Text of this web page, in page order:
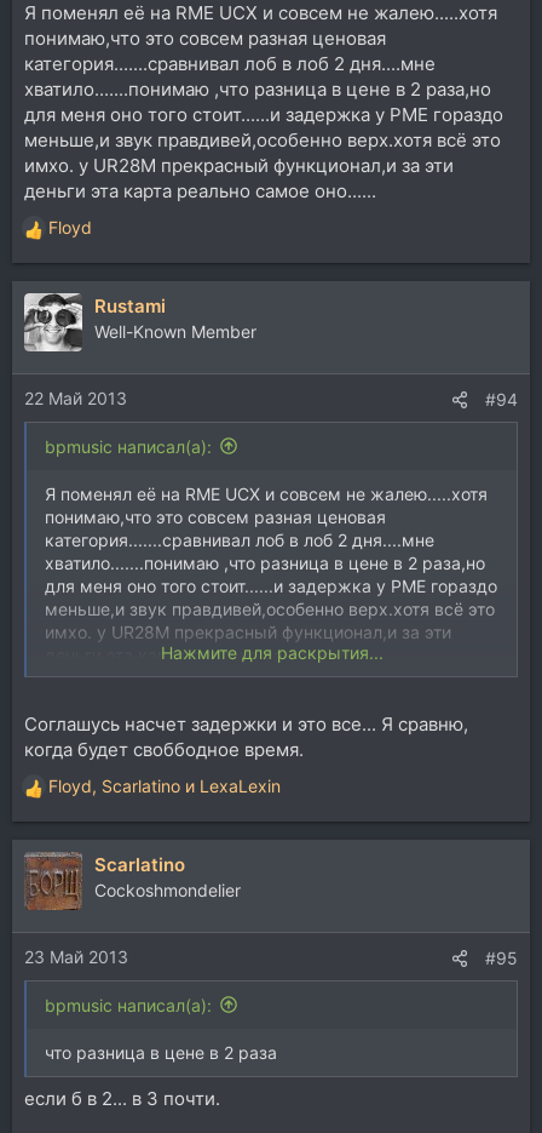
Я поменял её на RME UCX и совсем не жалею.....хотя
понимаю,что это совсем разная ценовая
категория.......сравнивал лоб в лоб 2 дня....мне
хватило.......понимаю ,что разница в цене в 2 раза,но
для меня оно того стоит......и задержка у РМЕ гораздо
меньше,и звук правдивей,особенно верх.хотя всё это
имхо. у UR28M прекрасный функционал,и за эти
деньги эта карта реально самое оно......
Р
е
а
к
ц
и
и
:
Floyd
Rustami
Well-Known Member
22 Май 2013 #94
bpmusic написал(а):
Я поменял её на RME UCX и совсем не жалею.....хотя
понимаю,что это совсем разная ценовая
категория.......сравнивал лоб в лоб 2 дня....мне
хватило.......понимаю ,что разница в цене в 2 раза,но
для меня оно того стоит......и задержка у РМЕ гораздо
меньше,и звук правдивей,особенно верх.хотя всё это
имхо. у UR28M прекрасный функционал,и за эти
деньги эта карта реально самое оно......
Нажмите для раскрытия...
Соглашусь насчет задержки и это все... Я сравню,
когда будет своббодное время.
Р
е
а
к
ц
и
и
:
Floyd, Scarlatino и LexaLexin
Scarlatino
Cockoshmondelier
23 Май 2013 #95
bpmusic написал(а):
что разница в цене в 2 раза
если б в 2... в 3 почти.